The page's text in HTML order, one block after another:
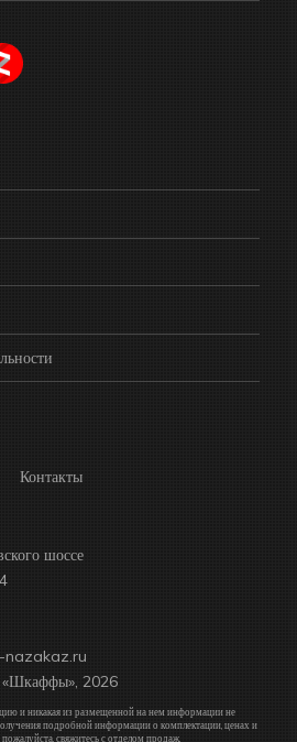
Контакты
шоссе
nazakaz.ru
2026
и никакая из размещенной на нем информации не
подробной информации о комплектации, ценах и
свяжитесь с отделом продаж.